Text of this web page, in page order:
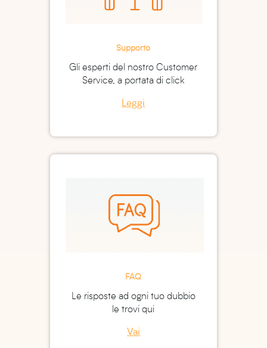
Supporto
Gli esperti del nostro Customer
Service, a portata di click
Leggi
FAQ
Le risposte ad ogni tuo dubbio
le trovi qui
Vai